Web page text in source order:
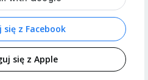
się z Facebook
się z Apple